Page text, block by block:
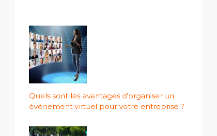
Quels sont les avantages d’organiser un
événement virtuel pour votre entreprise ?